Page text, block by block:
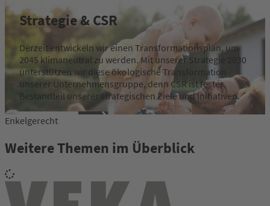
Strategie & CSR
Derzeit entwickeln wir einen Transformationsplan, um
2045 klimaneutral zu werden. Mit unserer Strategie 2030
unterstützen wir diese ökologische Transformation
unserer Unternehmensgruppe, denn CSR ist fester
Bestandteil unserer strategischen Ziele und Initiativen.
mehr erfahren
Enkelgerecht
Weitere Themen im Überblick